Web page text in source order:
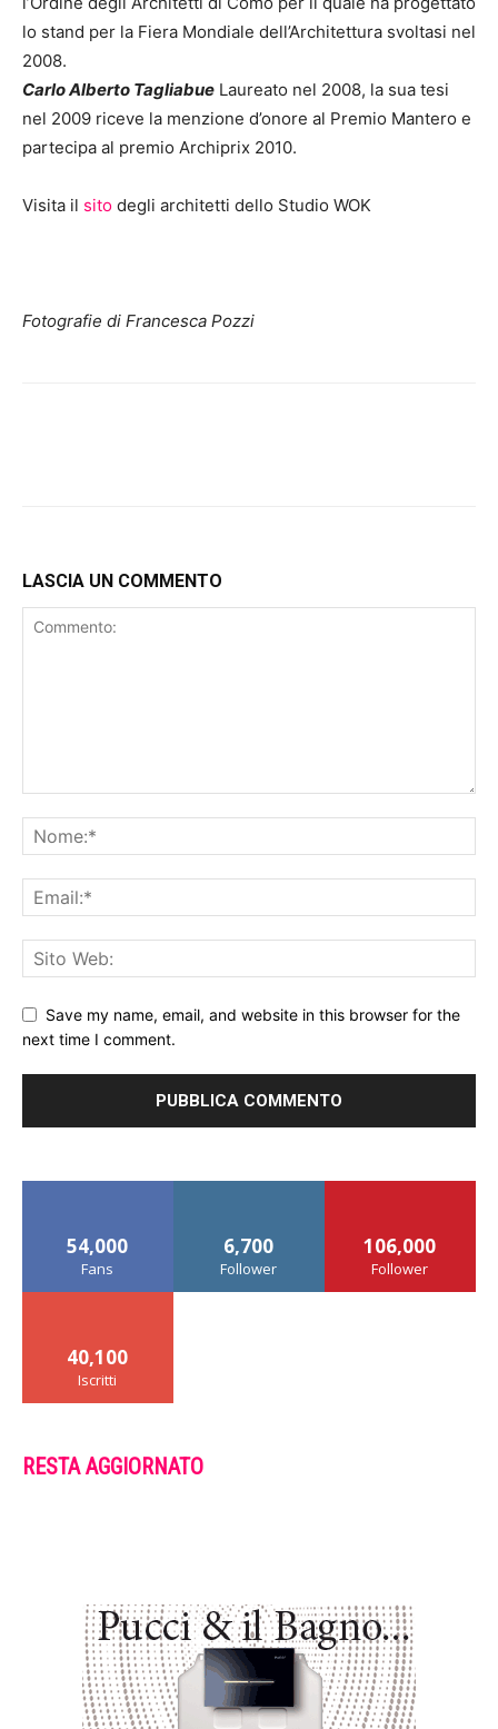
lo stand per la Fiera Mondiale dell’Architettura svoltasi nel
2008.
Carlo Alberto Tagliabue Laureato nel 2008, la sua tesi
nel 2009 riceve la menzione d’onore al Premio Mantero e
partecipa al premio Archiprix 2010.
Visita il sito degli architetti dello Studio WOK
Fotografie di Francesca Pozzi
LASCIA UN COMMENTO
Save my name, email, and website in this browser for the
next time I comment.
54,000
Fans
6,700
Follower
106,000
Follower
40,100
Iscritti
RESTA AGGIORNATO